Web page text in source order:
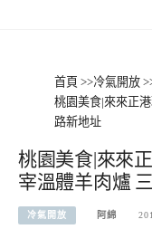
首頁 >>冷氣開放
桃園美食|來來正
路新地址
桃園美食|來來
宰溫體羊肉爐
冷氣開放 阿綿